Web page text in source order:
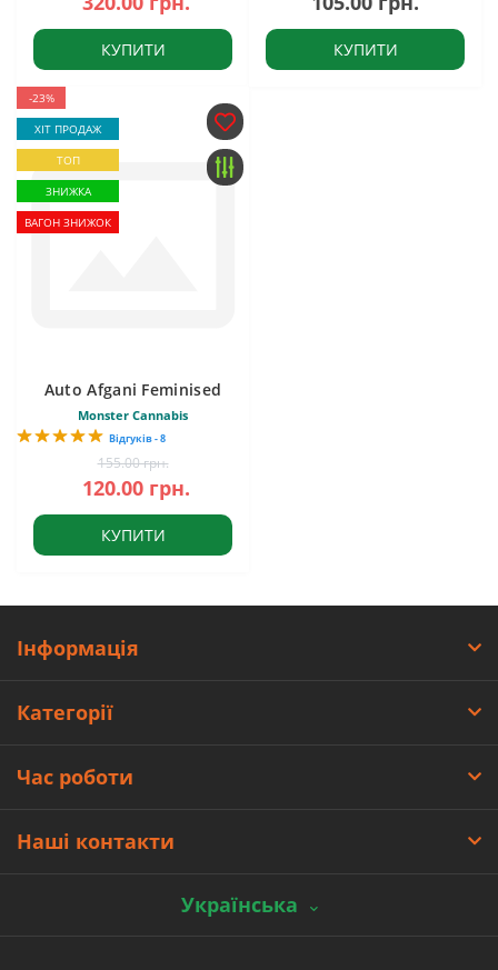
КУПИТИ КУПИТИ
-23%
ХІТ ПРОДАЖ
ТОП
ЗНИЖКА
ВАГОН ЗНИЖОК
Auto Afgani Feminised
Monster Cannabis
Відгуків - 8
155.00 грн.
120.00 грн.
КУПИТИ
Інформація
Категорії
Час роботи
Наші контакти
Українська